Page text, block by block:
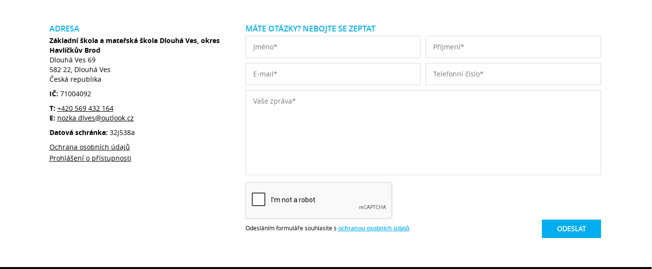
ADRESA
Základní škola a mateřská škola Dlouhá Ves, okres
Havlíčkův Brod
Dlouhá Ves 69
582 22, Dlouhá Ves
Česká republika
IČ: 71004092
T: +420 569 432 164
E: nozka.dlves@outlook.cz
Datová schránka: 32j538a
Ochrana osobních údajů
Prohlášení o přístupnosti
MÁTE OTÁZKY? NEBOJTE SE ZEPTAT
Odesláním formuláře souhlasíte s ochranou osobních údajů